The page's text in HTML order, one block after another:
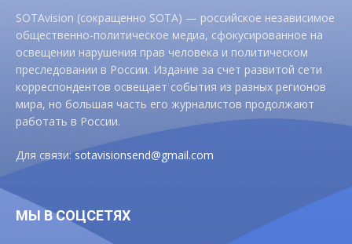
SOTAvision (сокращенно SOTA) — российское независимое
общественно-политическое медиа, сфокусированное на
освещении нарушения прав человека и политическом
преследовании в России. Издание за счет развитой сети
корреспондентов освещает события из разных регионов
мира, но большая часть его журналистов продолжают
работать в России.
Для связи:sotavisionsend@gmail.com
МЫ В СОЦСЕТЯХ